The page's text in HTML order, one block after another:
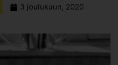
3 joulukuun, 2020